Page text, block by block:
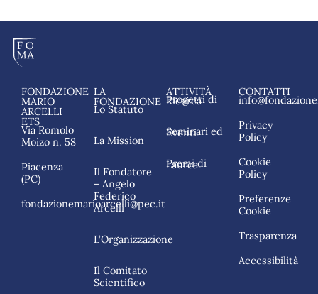
FONDAZIONE
MARIO
ARCELLI
ETS
Via Romolo
Moizo n. 58
Piacenza
(PC)
fondazionemarioarcelli@pec.it
LA
FONDAZIONE
Lo Statuto
La Mission
Il Fondatore
– Angelo
Federico
Arcelli
L’Organizzazione
Il Comitato
Scientifico
ATTIVITÀ
Progetti di Ricerca
Seminari ed Eventi
Premi di Laurea
CONTATTI
Privacy
Policy
Cookie
Policy
Preferenze
Cookie
Trasparenza
Accessibilità